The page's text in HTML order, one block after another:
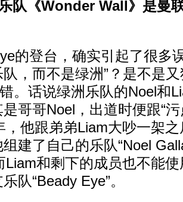
《Wonder Wall》是曼联
登台，确实引起了很多
，而不是绿洲”？是不是
。话说绿洲乐队的Noel和
哥哥Noel，出道时便跟“
，他跟弟弟Liam大吵一架
建了自己的乐队“Noel
Liam和剩下的成员也不能使
队“Beady Eye”。